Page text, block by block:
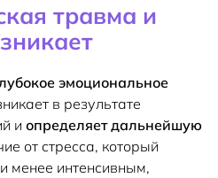
травма и
эмоциональное
в результате
и определяет дальнейшую
от стресса, который
менее интенсивным,